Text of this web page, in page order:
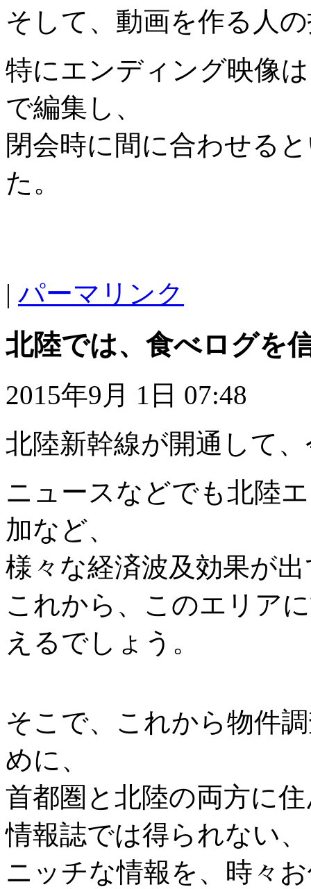
そして、動画を作る人
特にエンディング映像
で編集し、
閉会時に間に合わせる
た。
| パーマリンク
北陸では、食べログを
2015年9月 1日 07:48
北陸新幹線が開通して
ニュースなどでも北陸
加など、
様々な経済波及効果が
これから、このエリア
えるでしょう。
そこで、これから物件
めに、
首都圏と北陸の両方に
情報誌では得られない、
ニッチな情報を、時々